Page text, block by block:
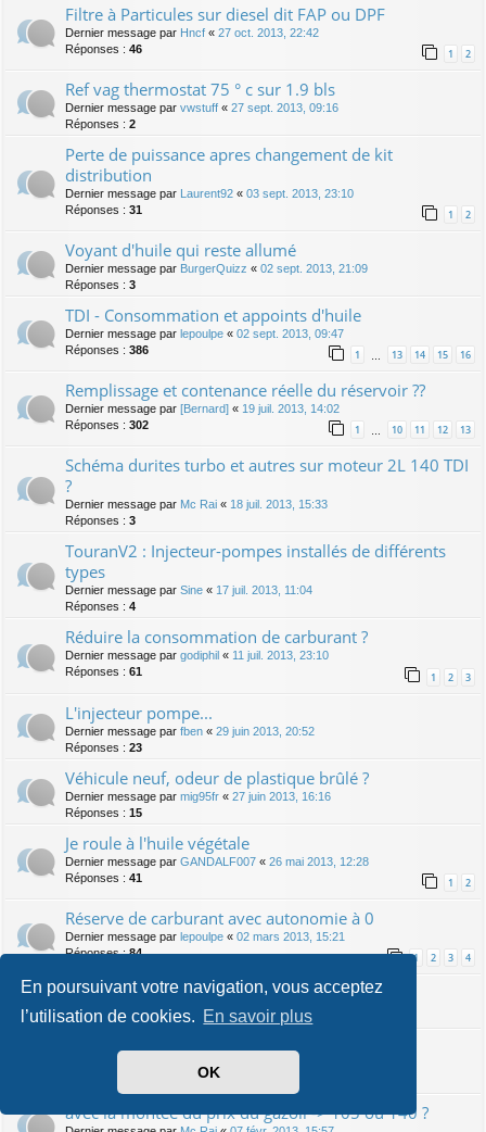
En poursuivant votre navigation, vous acceptez
l’utilisation de cookies. En savoir plus
OK
Filtre à Particules sur diesel dit FAP ou DPF
Dernier message par Hncf « 27 oct. 2013, 22:42
Réponses : 46 1 2
Ref vag thermostat 75 ° c sur 1.9 bls
Dernier message par vwstuff « 27 sept. 2013, 09:16
Réponses : 2
Perte de puissance apres changement de kit
distribution
Dernier message par Laurent92 « 03 sept. 2013, 23:10
Réponses : 31 1 2
Voyant d'huile qui reste allumé
Dernier message par BurgerQuizz « 02 sept. 2013, 21:09
Réponses : 3
TDI - Consommation et appoints d'huile
Dernier message par lepoulpe « 02 sept. 2013, 09:47
Réponses : 386 1 … 13 14 15 16
Remplissage et contenance réelle du réservoir ??
Dernier message par [Bernard] « 19 juil. 2013, 14:02
Réponses : 302 1 … 10 11 12 13
Schéma durites turbo et autres sur moteur 2L 140 TDI
?
Dernier message par Mc Rai « 18 juil. 2013, 15:33
Réponses : 3
TouranV2 : Injecteur-pompes installés de différents
types
Dernier message par Sine « 17 juil. 2013, 11:04
Réponses : 4
Réduire la consommation de carburant ?
Dernier message par godiphil « 11 juil. 2013, 23:10
Réponses : 61 1 2 3
L'injecteur pompe...
Dernier message par fben « 29 juin 2013, 20:52
Réponses : 23
Véhicule neuf, odeur de plastique brûlé ?
Dernier message par mig95fr « 27 juin 2013, 16:16
Réponses : 15
Je roule à l'huile végétale
Dernier message par GANDALF007 « 26 mai 2013, 12:28
Réponses : 41 1 2
Réserve de carburant avec autonomie à 0
Dernier message par lepoulpe « 02 mars 2013, 15:21
Réponses :84 1 2 3 4
Où est le numéro de culasse ?
Dernier message parFrontline «10 févr. 2013, 14:14
Quel TDI pour meilleure revente : 140 ou 105 ?
Frontline
avec la montée du prix du gazoil -> 105 ou 140 ?